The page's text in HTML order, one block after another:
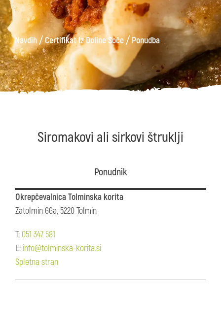
Navdih /Certifikat Iz Doline Soče/Ponudba
Siromakovi ali sirkovi štruklji
Ponudnik
Okrepčevalnica Tolminska korita
Zatolmin 66a, 5220 Tolmin
T: 051 347 581
E: info@tolminska-korita.si
Spletna stran